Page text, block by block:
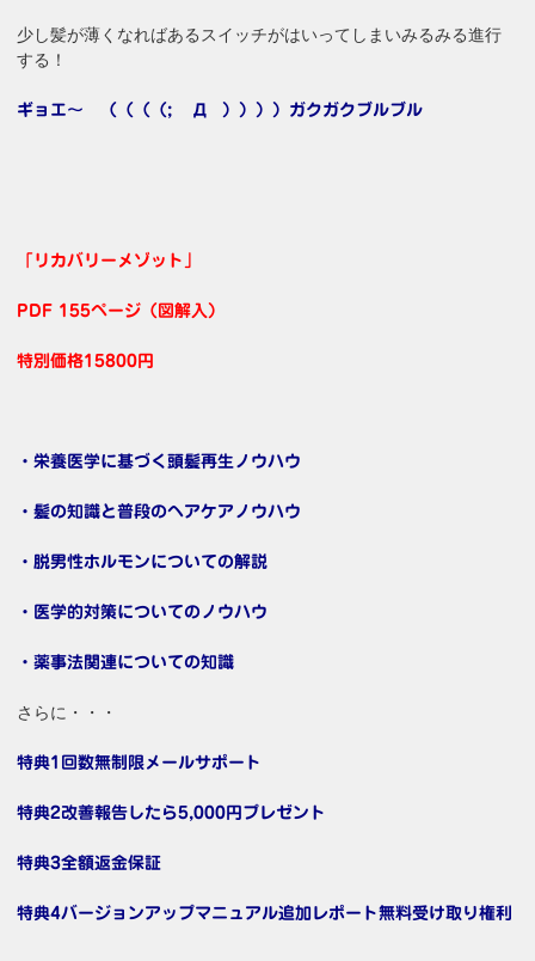
少し髪が薄くなればあるスイッチがはいってしまいみるみる進行
する！
ギョエ〜 （（（（; ゚Д゚））））ガクガクブルブル
「リカバリーメゾット」
PDF 155ページ（図解入）
特別価格15800円
・栄養医学に基づく頭髪再生ノウハウ
・髪の知識と普段のヘアケアノウハウ
・脱男性ホルモンについての解説
・医学的対策についてのノウハウ
・薬事法関連についての知識
さらに・・・
特典1回数無制限メールサポート
特典2改善報告したら5,000円プレゼント
特典3全額返金保証
特典4バージョンアップマニュアル追加レポート無料受け取り権利